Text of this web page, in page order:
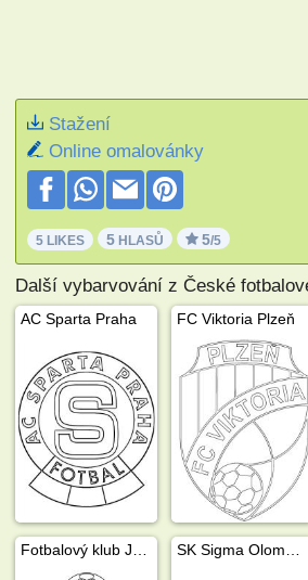
Stažení
Online omalovánky
5 LIKES 5 HLASŮ 5/5
Další vybarvování z České
AC Sparta Praha FC Viktoria Plzeň